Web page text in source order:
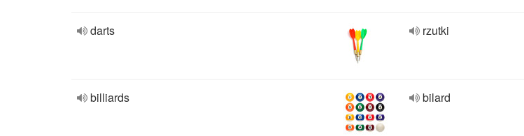
darts rzutki
billiards bilard